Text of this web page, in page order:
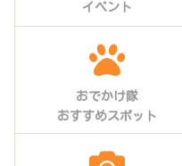
イベント
おでかけ隊
おすすめスポット